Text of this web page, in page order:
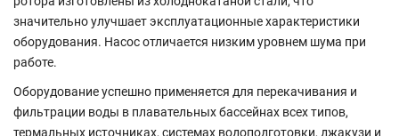
значительно улучшает эксплуатационные характеристики
оборудования. Насос отличается низким уровнем шума при
работе.
Оборудование успешно применяется для перекачивания и
фильтрации воды в плавательных бассейнах всех типов,
термальных источниках, системах водоподготовки, джакузи и